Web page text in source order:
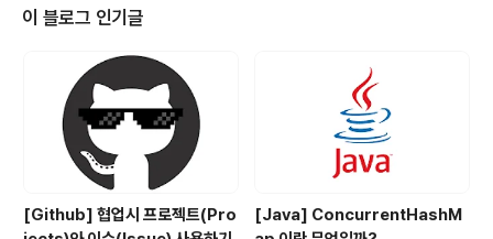
있습니다. 선호하는 CLI를 사용하여 도커 이미지, Open
Container Initiative(OCI) 이미지 및 OCI 호환 아티팩
트를 푸시, 풀 및 관리할 수 있습니다. AWS 공식문서에서
ECR은 위와 같이 정의하고 있습니다. 간단하게 요약하
면..? Private Docke..
이 블로그 인기글
[Github] 협업시 프로젝트(Pro
[Java] ConcurrentHashM